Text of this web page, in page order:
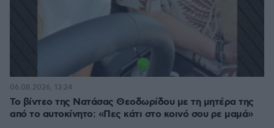
Το βίντεο της Νατάσας Θεοδωρίδου με τη μητέρα της
από το αυτοκίνητο: «Πες κάτι στο κοινό σου ρε μαμά»
06.08.2026, 13:24